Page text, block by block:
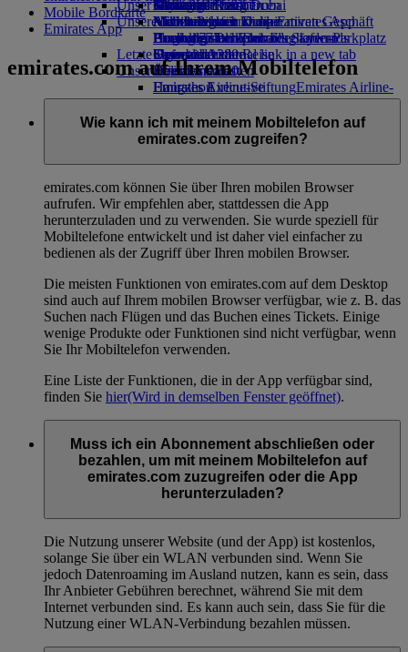
Mietwagen buchen
Airline Partner
Flughafen-ParkplatzFlughafen-Parkplatz
Opens an external link in a new tab
Getränke
Unsere Flotte
Boeing 777
Emirates A380
Emirates A350
Emirates Executive
Sitzpläne
Kinderspielzeug
Aktivitäten für Kinder
Unser Planet
Nachhaltigkeit im operativen Geschäft
Umweltrichtlinien
Umweltberichte
Unsere Gemeinschaften
Emirates Airline-StiftungEmirates Airline-
Stiftung Opens an external link in a new
tab
Sponsoring
Düsseldorf nach Dubai
München nach Dubai
Hamburg nach Dubai
Letzte Reiseziele
Helsinki
Hangzhou
Da Nang
Shenzhen
Siem Reap
Skywards Rail
Meilenrechner
Anmelden bei Emirates Skywards
Skywards+
Anfragen
Tools und Ressourcen
Mobiltelefon und die Emirates App
Buchung stornieren oder ändern
Unterbrochene Reise
Über Emirates
Mobile Bordkarte
Emirates App
emirates.com auf Ihrem Mobiltelefon
Wie kann ich mit meinem Mobiltelefon auf
emirates.com zugreifen?
emirates.com können Sie über Ihren mobilen Browser
aufrufen. Wir empfehlen aber, stattdessen die App
herunterzuladen und zu verwenden. Sie wurde speziell für
Mobiltelefone entwickelt und ist daher viel einfacher zu
bedienen als der Zugriff über Ihren mobilen Browser.
Die meisten Funktionen von emirates.com auf dem Desktop
sind auch auf Ihrem mobilen Browser verfügbar, wie z. B. das
Suchen nach Flügen und das Buchen eines Tickets. Einige
wenige Produkte oder Funktionen sind nicht verfügbar, wenn
Sie Ihr Mobiltelefon verwenden.
Eine Liste der Funktionen, die in der App verfügbar sind,
finden Sie hier(Wird in demselben Fenster geöffnet).
Muss ich ein Abonnement abschließen oder
bezahlen, um mit meinem Mobiltelefon auf
emirates.com zuzugreifen oder die App
herunterzuladen?
Die Nutzung unserer Website (und der App) ist kostenlos,
solange Sie über ein WLAN verbunden sind. Wenn Sie
jedoch Datenroaming im Ausland nutzen, kann es sein, dass
Ihr Anbieter Gebühren berechnet, während Sie mit dem
Internet verbunden sind. Es kann auch sein, dass Sie für die
Nutzung einer WLAN-Verbindung bezahlen müssen.